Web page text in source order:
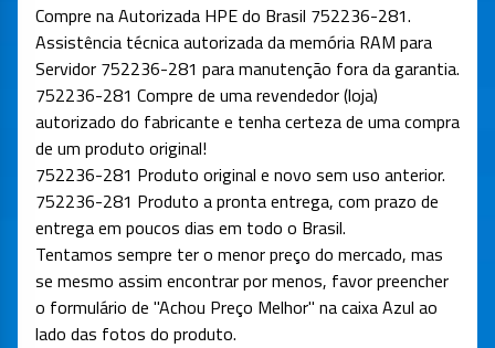
Compre na Autorizada HPE do Brasil 752236-281.
Assistência técnica autorizada da memória RAM para
Servidor 752236-281 para manutenção fora da garantia.
752236-281 Compre de uma revendedor (loja)
autorizado do fabricante e tenha certeza de uma compra
de um produto original!
752236-281 Produto original e novo sem uso anterior.
752236-281 Produto a pronta entrega, com prazo de
entrega em poucos dias em todo o Brasil.
Tentamos sempre ter o menor preço do mercado, mas
se mesmo assim encontrar por menos, favor preencher
o formulário de "Achou Preço Melhor" na caixa Azul ao
lado das fotos do produto.